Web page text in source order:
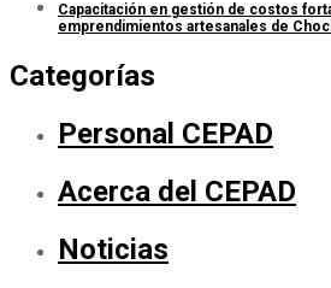
Capacitación en gestión de costos
emprendimientos artesanales de
Categorías
Personal CEPAD
Acerca del CEPAD
Noticias